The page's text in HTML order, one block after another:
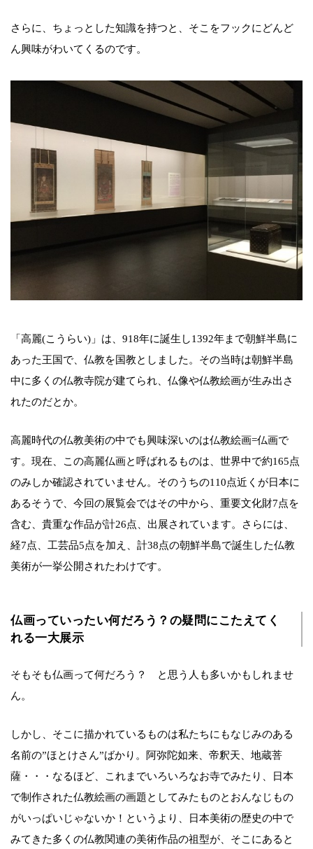
さらに、ちょっとした知識を持つと、そこをフックにどんど
ん興味がわいてくるのです。
「高麗(こうらい)」は、918年に誕生し1392年まで朝鮮半島に
あった王国で、仏教を国教としました。その当時は朝鮮半島
中に多くの仏教寺院が建てられ、仏像や仏教絵画が生み出さ
れたのだとか。
高麗時代の仏教美術の中でも興味深いのは仏教絵画=仏画で
す。現在、この高麗仏画と呼ばれるものは、世界中で約165点
のみしか確認されていません。そのうちの110点近くが日本に
あるそうで、今回の展覧会ではその中から、重要文化財7点を
含む、貴重な作品が計26点、出展されています。さらには、
経7点、工芸品5点を加え、計38点の朝鮮半島で誕生した仏教
美術が一挙公開されたわけです。
仏画っていったい何だろう？の疑問にこたえてく
れる一大展示
そもそも仏画って何だろう？ と思う人も多いかもしれませ
ん。
しかし、そこに描かれているものは私たちにもなじみのある
名前の”ほとけさん”ばかり。阿弥陀如来、帝釈天、地蔵菩
薩・・・なるほど、これまでいろいろなお寺でみたり、日本
で制作された仏教絵画の画題としてみたものとおんなじもの
がいっぱいじゃないか！というより、日本美術の歴史の中で
みてきた多くの仏教関連の美術作品の祖型が、そこにあると